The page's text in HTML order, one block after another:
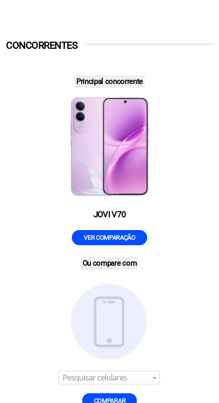
CONCORRENTES
Principal concorrente
JOVI V70
VER COMPARAÇÃO
Ou compare com
COMPARAR